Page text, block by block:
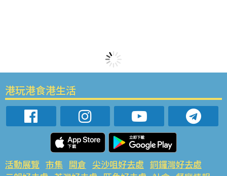
港玩港食港生活
活動展覽 市集 開倉 尖沙咀好去處 銅鑼灣好去處